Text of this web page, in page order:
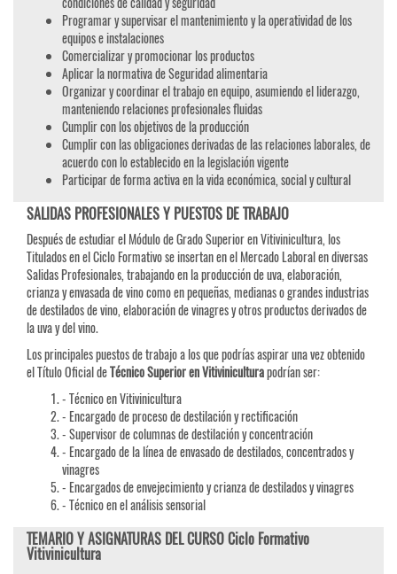
Programar y supervisar el mantenimiento y la operatividad de los
equipos e instalaciones
Comercializar y promocionar los productos
Aplicar la normativa de Seguridad alimentaria
Organizar y coordinar el trabajo en equipo, asumiendo el liderazgo,
manteniendo relaciones profesionales fluidas
Cumplir con los objetivos de la producción
Cumplir con las obligaciones derivadas de las relaciones laborales, de
acuerdo con lo establecido en la legislación vigente
Participar de forma activa en la vida económica, social y cultural
SALIDAS PROFESIONALES Y PUESTOS DE TRABAJO
Después de estudiar el Módulo de Grado Superior en Vitivinicultura, los
Titulados en el Ciclo Formativo se insertan en el Mercado Laboral en diversas
Salidas Profesionales, trabajando en la producción de uva, elaboración,
crianza y envasada de vino como en pequeñas, medianas o grandes industrias
de destilados de vino, elaboración de vinagres y otros productos derivados de
la uva y del vino.
Los principales puestos de trabajo a los que podrías aspirar una vez obtenido
el Título Oficial deTécnico Superior en Vitiviniculturapodrían ser:
- Técnico en Vitivinicultura
- Encargado de proceso de destilación y rectificación
- Supervisor de columnas de destilación y concentración
- Encargado de la línea de envasado de destilados, concentrados y
vinagres
- Encargados de envejecimiento y crianza de destilados y vinagres
- Técnico en el análisis sensorial
TEMARIO Y ASIGNATURAS DEL CURSO Ciclo Formativo
Vitivinicultura